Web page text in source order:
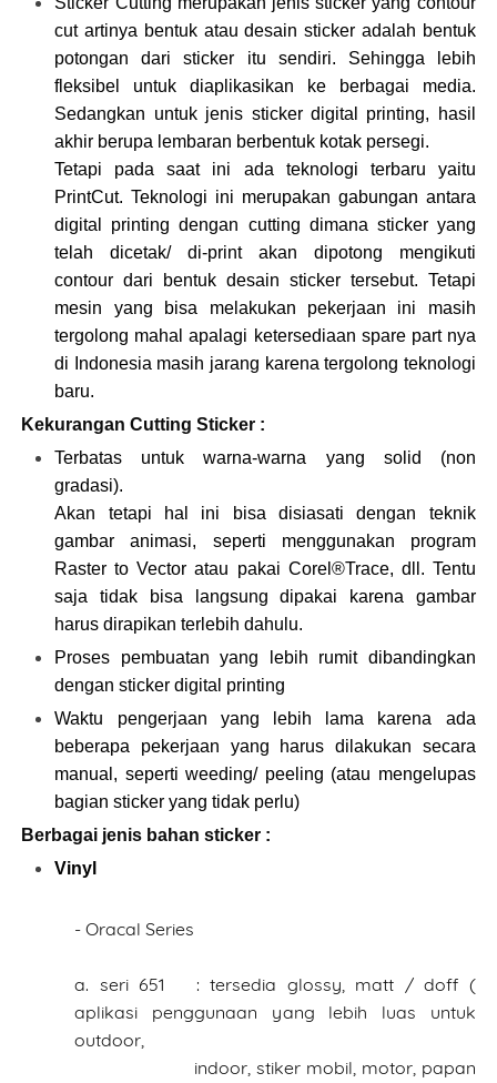
cut artinya bentuk atau desain sticker adalah bentuk
potongan dari sticker itu sendiri. Sehingga lebih
fleksibel untuk diaplikasikan ke berbagai media.
Sedangkan untuk jenis sticker digital printing, hasil
akhir berupa lembaran berbentuk kotak persegi.
Tetapi pada saat ini ada teknologi terbaru yaitu
PrintCut. Teknologi ini merupakan gabungan antara
digital printing dengan cutting dimana sticker yang
telah dicetak/ di-print akan dipotong mengikuti
contour dari bentuk desain sticker tersebut. Tetapi
mesin yang bisa melakukan pekerjaan ini masih
tergolong mahal apalagi ketersediaan spare part nya
di Indonesia masih jarang karena tergolong teknologi
baru.
Kekurangan Cutting Sticker :
Terbatas untuk warna-warna yang solid (non
gradasi).
Akan tetapi hal ini bisa disiasati dengan teknik
gambar animasi, seperti menggunakan program
Raster to Vector atau pakai Corel®Trace, dll. Tentu
saja tidak bisa langsung dipakai karena gambar
harus dirapikan terlebih dahulu.
Proses pembuatan yang lebih rumit dibandingkan
dengan sticker digital printing
Waktu pengerjaan yang lebih lama karena ada
beberapa pekerjaan yang harus dilakukan secara
manual, seperti weeding/ peeling (atau mengelupas
bagian sticker yang tidak perlu)
Berbagai jenis bahan sticker :
Vinyl
- Oracal Series
a. seri 651 : tersedia glossy, matt / doff (
aplikasi penggunaan yang lebih luas untuk
outdoor,
indoor, stiker mobil, motor, papan